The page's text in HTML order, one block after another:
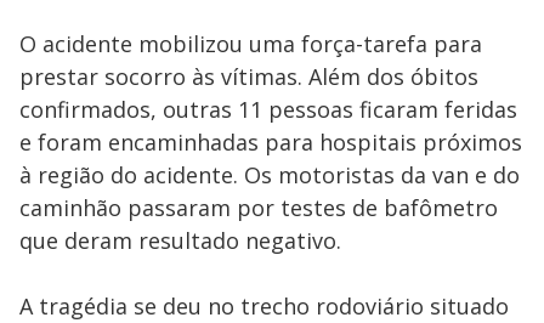
O acidente mobilizou uma força-tarefa para
prestar socorro às vítimas. Além dos óbitos
confirmados, outras 11 pessoas ficaram feridas
e foram encaminhadas para hospitais próximos
à região do acidente. Os motoristas da van e do
caminhão passaram por testes de bafômetro
que deram resultado negativo.
A tragédia se deu no trecho rodoviário situado